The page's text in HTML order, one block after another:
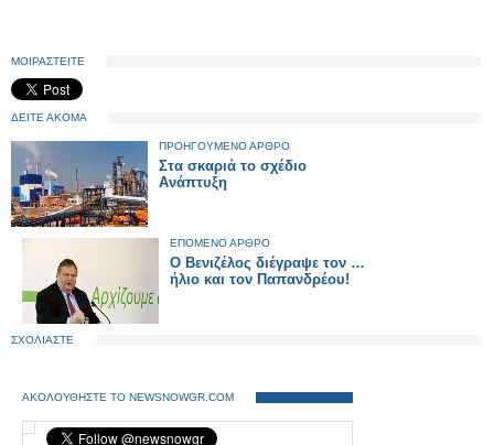
ΜΟΙΡΑΣΤΕΙΤΕ
ΔΕΙΤΕ ΑΚΟΜΑ
ΠΡΟΗΓΟΥΜΕΝΟ ΑΡΘΡΟ
Στα σκαριά το σχέδιο
Ανάπτυξη
ΕΠΟΜΕΝΟ ΑΡΘΡΟ
Ο Βενιζέλος διέγραψε τον …
ήλιο και τον Παπανδρέου!
ΣΧΟΛΙΑΣΤΕ
ΑΚΟΛΟΥΘΗΣΤΕ ΤΟ NEWSNOWGR.COM